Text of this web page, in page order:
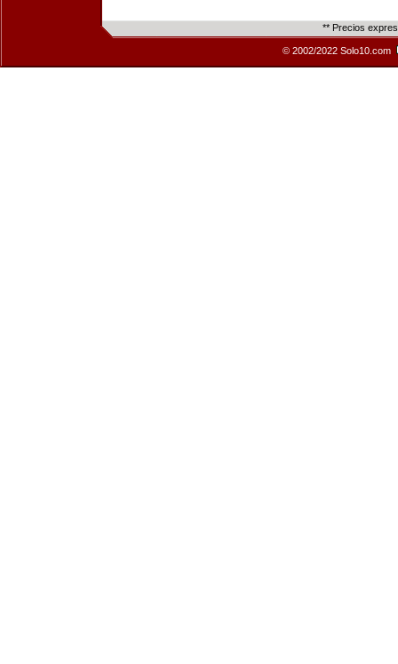
** Precios
© 2002/2022 Solo10.com